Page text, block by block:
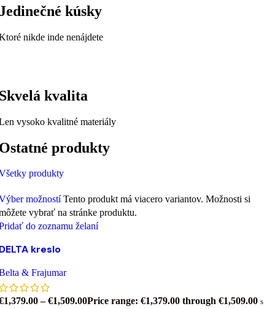
kúsky
nikde inde nenájdete
kvalita
vysoko kvalitné materiály
produkty
produkty
možností Tento produkt má viacero variantov. Možnosti si
vybrať na stránke produktu.
do zoznamu želaní
kreslo
& Frajumar
1,379.00 – €1,509.00Price range: €1,379.00 through €1,509.00 s